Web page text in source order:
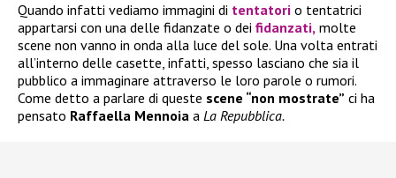
Quando infatti vediamo immagini di tentatori o tentatrici
appartarsi con una delle fidanzate o dei fidanzati, molte
scene non vanno in onda alla luce del sole. Una volta entrati
all’interno delle casette, infatti, spesso lasciano che sia il
pubblico a immaginare attraverso le loro parole o rumori.
Come detto a parlare di queste scene “non mostrate” ci ha
pensato Raffaella Mennoia a La Repubblica.